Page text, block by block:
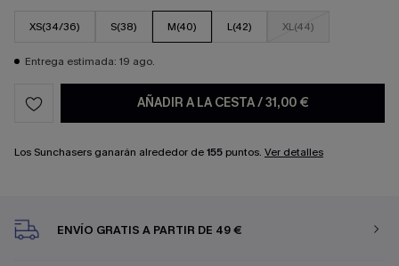
XS(34/36) S(38) M(40) L(42) XL(44)
Entrega estimada: 19 ago.
AÑADIR A LA CESTA/31,00 €
Los Sunchasers ganarán alrededor de155 puntos. Ver detalles
ENVÍO GRATIS A PARTIR DE 49 €